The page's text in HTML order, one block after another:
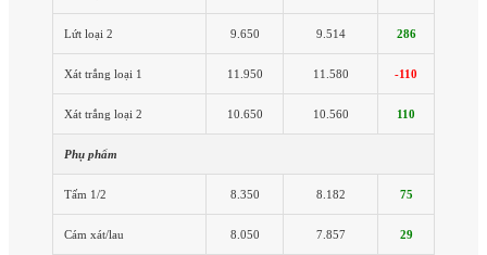
Lứt loại 2 9.650 9.514 286
Xát trắng loại 1 11.950 11.580 -110
Xát trắng loại 2 10.650 10.560 110
Phụ phẩm
Tấm 1/2 8.350 8.182 75
Cám xát/lau 8.050 7.857 29